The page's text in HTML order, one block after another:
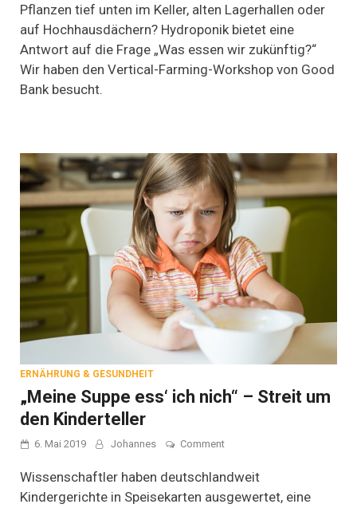
Hydrokultur:
Unterrichtsstunde
in
Pflanzen tief unten im Keller, alten Lagerhallen oder
auf Hochhausdächern? Hydroponik bietet eine
Antwort auf die Frage „Was essen wir zukünftig?“
Wir haben den Vertical-Farming-Workshop von Good
Bank besucht.
ERNÄHRUNG & GESUNDHEIT
„Meine Suppe ess‘ ich nich“ – Streit um
den Kinderteller
6. Mai 2019 Johannes Commenton
Suppe
ich
Wissenschaftler haben deutschlandweit
Kindergerichte in Speisekarten ausgewertet, eine